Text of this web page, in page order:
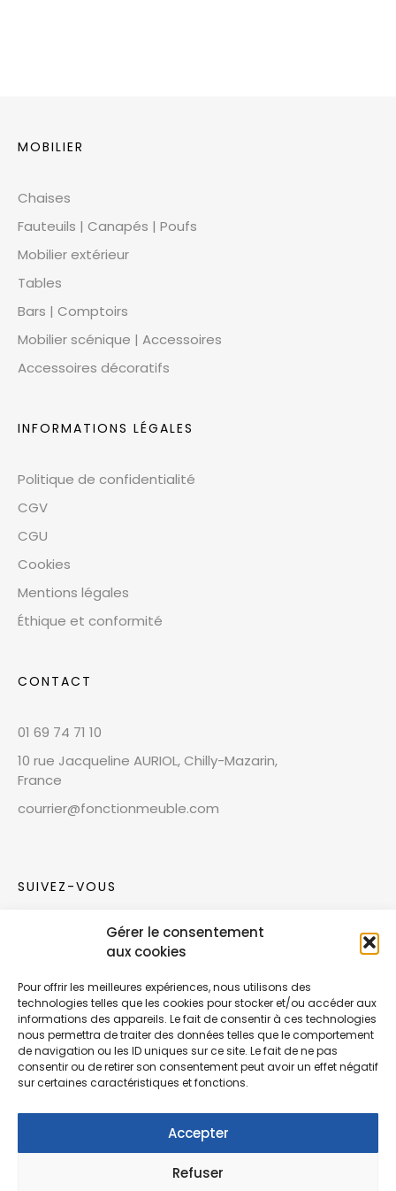
Gérer le consentement
aux cookies
Pour offrir les meilleures expériences, nous utilisons des
technologies telles que les cookies pour stocker et/ou accéder aux
informations des appareils. Le fait de consentir à ces technologies
nous permettra de traiter des données telles que le comportement
de navigation ou les ID uniques sur ce site. Le fait de ne pas
consentir ou de retirer son consentement peut avoir un effet négatif
sur certaines caractéristiques et fonctions.
Accepter
Refuser
MOBILIER
Chaises
Fauteuils | Canapés | Poufs
Mobilier extérieur
Tables
Bars | Comptoirs
Mobilier scénique | Accessoires
Accessoires décoratifs
INFORMATIONS LÉGALES
Politique de confidentialité
CGV
CGU
Cookies
Mentions légales
Éthique et conformité
CONTACT
01 69 74 71 10
10 rue Jacqueline AURIOL, Chilly-Mazarin,
France
courrier@fonctionmeuble.com
SUIVEZ-VOUS
Rejoignez notre communauté sur les réseaux
Nouvelles collections, vie de l’équipe ou
inspirations : soyez informés de nos dernières
actualités.
© Copyright Fonction Meuble